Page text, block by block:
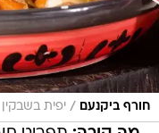
חורף ביקנעם / יפית בשבקין